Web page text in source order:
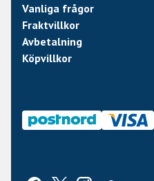
Vanliga frågor
Fraktvillkor
Avbetalning
Köpvillkor